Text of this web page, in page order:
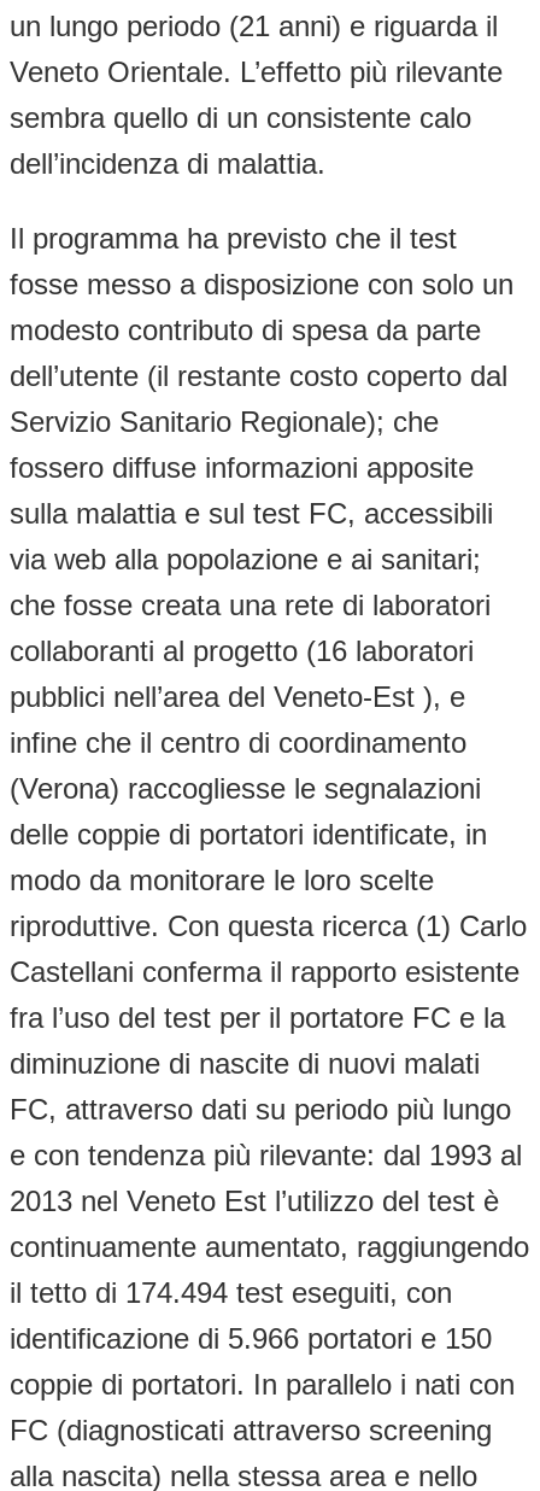
un lungo periodo (21 anni) e riguarda il
Veneto Orientale. L’effetto più rilevante
sembra quello di un consistente calo
dell’incidenza di malattia.
Il programma ha previsto che il test
fosse messo a disposizione con solo un
modesto contributo di spesa da parte
dell’utente (il restante costo coperto dal
Servizio Sanitario Regionale); che
fossero diffuse informazioni apposite
sulla malattia e sul test FC, accessibili
via web alla popolazione e ai sanitari;
che fosse creata una rete di laboratori
collaboranti al progetto (16 laboratori
pubblici nell’area del Veneto-Est ), e
infine che il centro di coordinamento
(Verona) raccogliesse le segnalazioni
delle coppie di portatori identificate, in
modo da monitorare le loro scelte
riproduttive. Con questa ricerca (1) Carlo
Castellani conferma il rapporto esistente
fra l’uso del test per il portatore FC e la
diminuzione di nascite di nuovi malati
FC, attraverso dati su periodo più lungo
e con tendenza più rilevante: dal 1993 al
2013 nel Veneto Est l’utilizzo del test è
continuamente aumentato, raggiungendo
il tetto di 174.494 test eseguiti, con
identificazione di 5.966 portatori e 150
coppie di portatori. In parallelo i nati con
FC (diagnosticati attraverso screening
alla nascita) nella stessa area e nello